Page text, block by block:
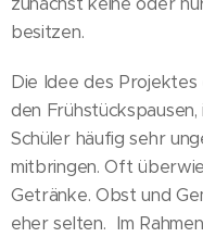
besitzen.
Die Idee des
den
Schüler häufig sehr
mitbringen. Oft
Getränke. Obst und
eher selten. Im